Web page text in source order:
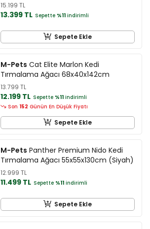
15.199 TL
13.399 TL Sepette %11 indirimli
Sepete Ekle
M-Pets Cat Elite Marlon Kedi
Tırmalama Ağacı 68x40x142cm
13.799 TL
12.199 TL Sepette %11 indirimli
Son 152 Günün En Düşük Fiyatı
Sepete Ekle
M-Pets Panther Premium Nido Kedi
Tırmalama Ağacı 55x55x130cm (Siyah)
12.999 TL
11.499 TL Sepette %11 indirimli
Sepete Ekle